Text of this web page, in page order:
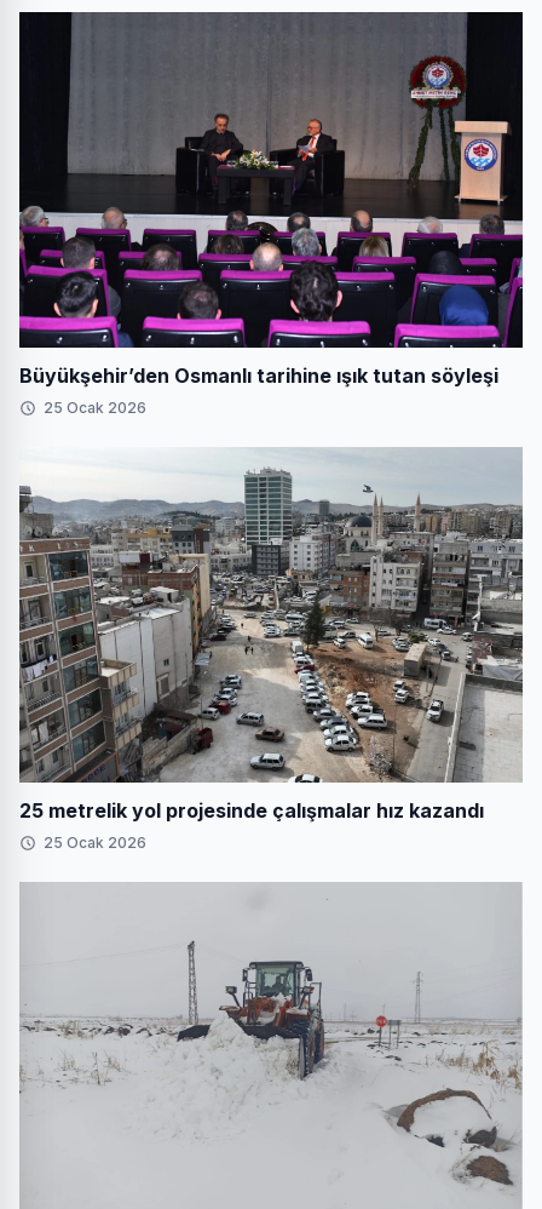
Büyükşehir’den Osmanlı tarihine ışık tutan söyleşi
25 Ocak 2026
25 metrelik yol projesinde çalışmalar hız kazandı
25 Ocak 2026